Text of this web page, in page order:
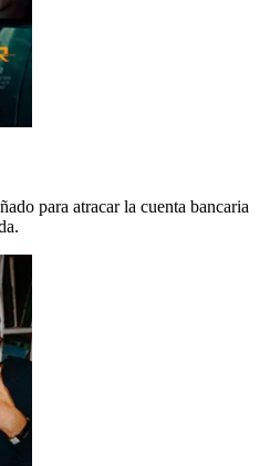
para atracar la cuenta bancaria